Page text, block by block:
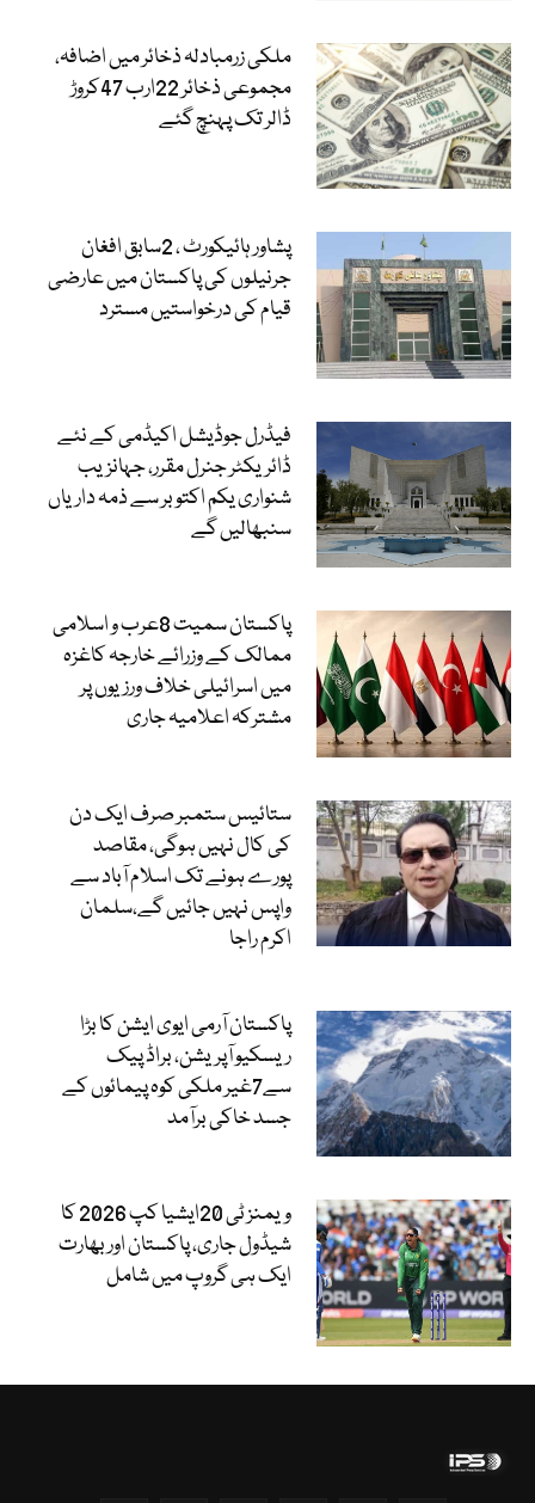
ملکی زرمبادلہ ذخائر میں اضافہ،
مجموعی ذخائر 22ارب 47کروڑ
ڈالر تک پہنچ گئے
پشاور ہائیکورٹ ، 2سابق افغان
جرنیلوں کی پاکستان میں عارضی
قیام کی درخواستیں مسترد
فیڈرل جوڈیشل اکیڈمی کے نئے
ڈائریکٹر جنرل مقرر، جہانزیب
شنواری یکم اکتوبر سے ذمہ داریاں
سنبھالیں گے
پاکستان سمیت 8عرب و اسلامی
ممالک کے وزرائے خارجہ کاغزہ
میں اسرائیلی خلاف ورزیوں پر
مشترکہ اعلامیہ جاری
ستائیس ستمبر صرف ایک دن
کی کال نہیں ہوگی، مقاصد
پورے ہونے تک اسلام آباد سے
واپس نہیں جائیں گے،سلمان
اکرم راجا
پاکستان آرمی ایوی ایشن کا بڑا
ریسکیو آپریشن، براڈ پیک
سے7غیر ملکی کوہ پیمائوں کے
جسد خاکی برآمد
ویمنز ٹی 20ایشیا کپ 2026 کا
شیڈول جاری، پاکستان اور بھارت
ایک ہی گروپ میں شامل